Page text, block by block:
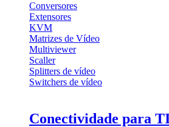
Conversores
Extensores
KVM
Matrizes de Vídeo
Multiviewer
Scaller
Splitters de vídeo
Switchers de vídeo
Conectividade para